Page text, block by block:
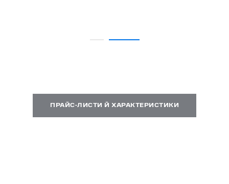
ПРАЙС-ЛИСТИ Й ХАРАКТЕРИСТИКИ